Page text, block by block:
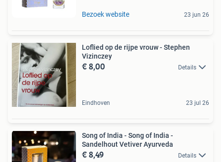
Bezoek website 23 jun 26
Loflied op de rijpe vrouw - Stephen
Vizinczey
€ 8,00 Details
Eindhoven 23 jul 26
Song of India - Song of India -
Sandelhout Vetiver Ayurveda
€ 8,49 Details